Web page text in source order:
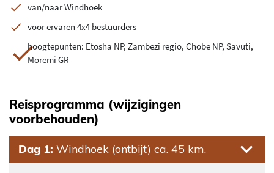
van/naar Windhoek
voor ervaren 4x4 bestuurders
hoogtepunten: Etosha NP, Zambezi regio, Chobe NP, Savuti,
Moremi GR
Reisprogramma (wijzigingen
voorbehouden)
Dag 1: Windhoek (ontbijt) ca. 45 km.